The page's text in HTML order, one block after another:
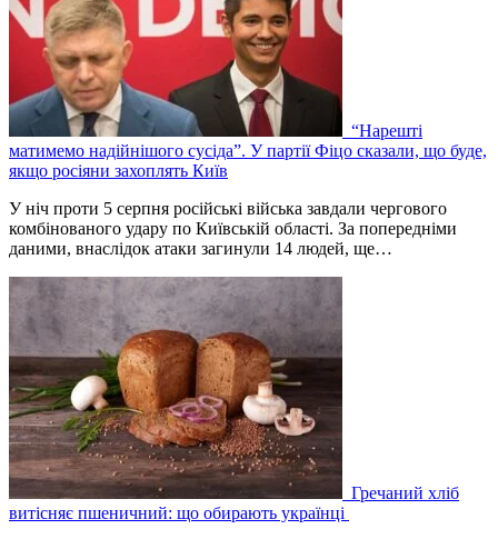
“Нарешті
матимемо надійнішого сусіда”. У партії Фіцо сказали, що буде,
якщо росіяни захоплять Київ
У ніч проти 5 серпня російські війська завдали чергового
комбінованого удару по Київській області. За попередніми
даними, внаслідок атаки загинули 14 людей, ще…
Гречаний хліб
витісняє пшеничний: що обирають українці